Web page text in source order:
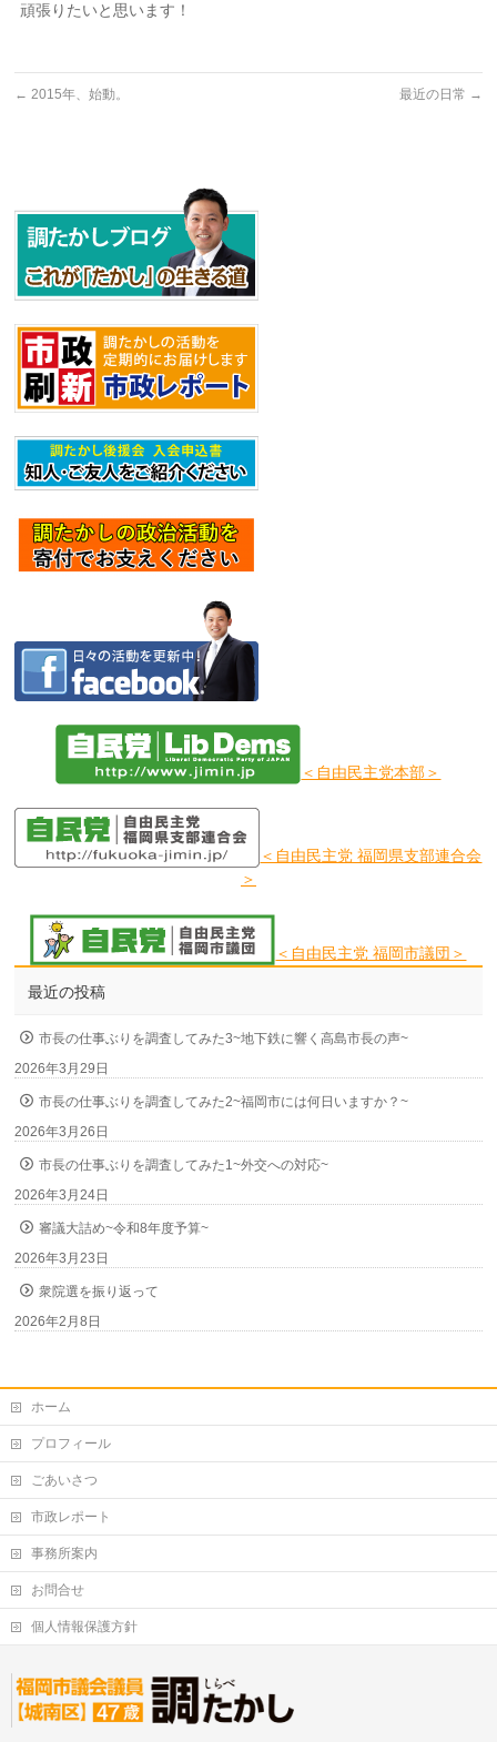
頑張りたいと思います！
← 2015年、始動。 最近の日常 →
＜自由民主党本部＞
＜自由民主党 福岡県支部連合会
＞
＜自由民主党 福岡市議団＞
最近の投稿
市長の仕事ぶりを調査してみた3~地下鉄に響く高島市長の声~
2026年3月29日
市長の仕事ぶりを調査してみた2~福岡市には何日いますか？~
2026年3月26日
市長の仕事ぶりを調査してみた1~外交への対応~
2026年3月24日
審議大詰め~令和8年度予算~
2026年3月23日
衆院選を振り返って
2026年2月8日
ホーム
プロフィール
ごあいさつ
市政レポート
事務所案内
お問合せ
個人情報保護方針